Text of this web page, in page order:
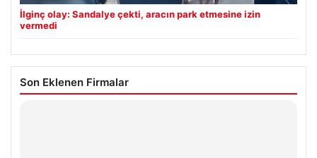
İlginç olay: Sandalye çekti, aracın park etmesine izin
vermedi
Son Eklenen Firmalar